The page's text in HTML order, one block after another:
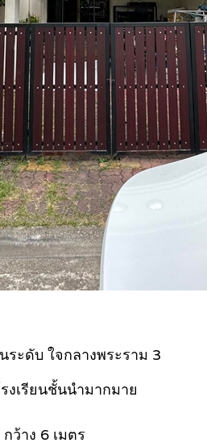
ระดับ ใจกลางพระราม 3
งเรียนชั้นนำมากมาย
ว้าง 6 เมตร